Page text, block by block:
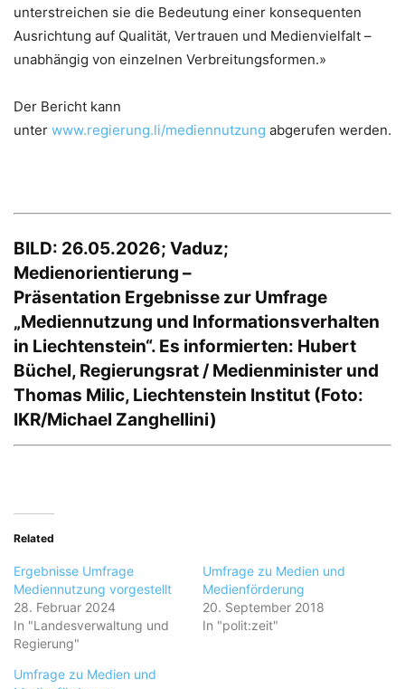
unterstreichen sie die Bedeutung einer konsequenten
Ausrichtung auf Qualität, Vertrauen und Medienvielfalt –
unabhängig von einzelnen Verbreitungsformen.»
Der Bericht kann
unter www.regierung.li/mediennutzung abgerufen werden.
BILD: 26.05.2026; Vaduz;
Medienorientierung –
Präsentation Ergebnisse zur Umfrage
„Mediennutzung und Informationsverhalten
in Liechtenstein“. Es informierten: Hubert
Büchel, Regierungsrat / Medienminister und
Thomas Milic, Liechtenstein Institut (Foto:
IKR/Michael Zanghellini)
Related
Ergebnisse Umfrage
Mediennutzung vorgestellt
28. Februar 2024
In "Landesverwaltung und
Regierung"
Umfrage zu Medien und
Medienförderung
20. September 2018
In "polit:zeit"
Umfrage zu Medien und